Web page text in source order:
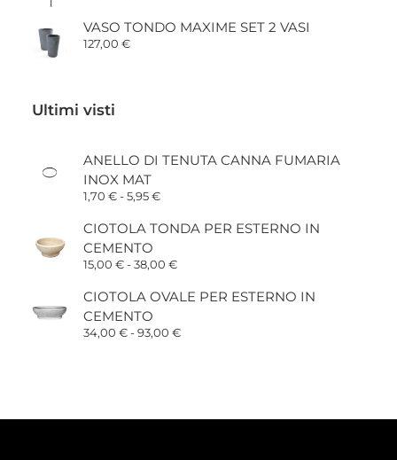
239,00 €
VASO TONDO MAXIME SET 2 VASI
127,00 €
Ultimi visti
ANELLO DI TENUTA CANNA FUMARIA
INOX MAT
1,70 €-5,95€Fascia
prezzo:
da
a
CIOTOLA TONDA PER ESTERNO IN
CEMENTO
15,00 €-38,00 €Fascia
prezzo:
da
a
CIOTOLA OVALE PER ESTERNO IN
CEMENTO
34,00 €-93,00 €Fascia